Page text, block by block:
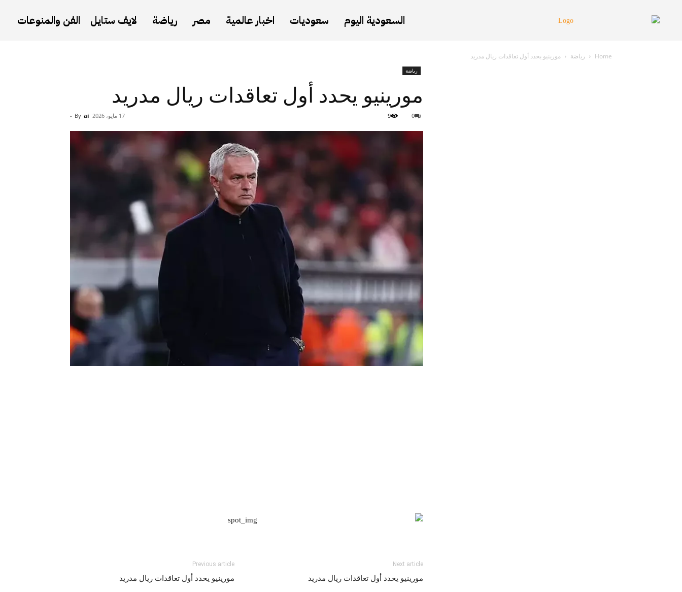
السعودية اليوم سعوديات اخبار عالمية مصر رياضة لايف ستايل الفن والمنوعات
Home رياضة مورينيو يحدد أول تعاقدات ريال مدريد
رياضة
مورينيو يحدد أول تعاقدات ريال مدريد
By ai
- 17 مايو، 2026 0
9
Previous article
مورينيو يحدد أول تعاقدات ريال مدريد
Next article
مورينيو يحدد أول تعاقدات ريال مدريد